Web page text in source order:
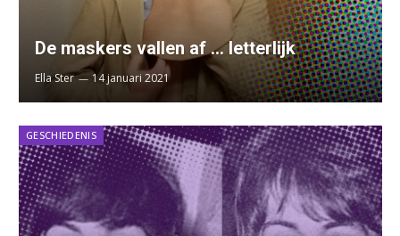
De maskers vallen af … letterlijk
Ella Ster 14 januari 2021
GESCHIEDENIS